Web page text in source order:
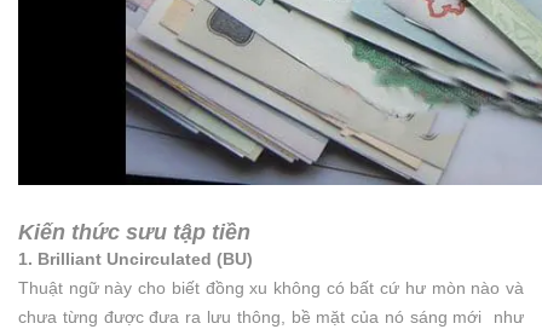
Kiến thức sưu tập tiền
1. Brilliant Uncirculated (BU)
Thuật ngữ này cho biết đồng xu không có bất cứ hư mòn nào và
chưa từng được đưa ra lưu thông, bề mặt của nó sáng mới như